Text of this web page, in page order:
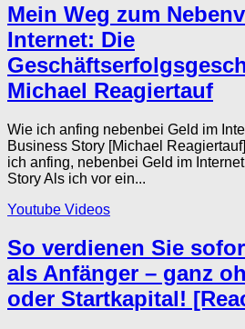
Mein Weg zum
Internet: Die
Michael Reagiertauf
Wie ich anfing nebenbei Geld im
Business Story [Michael
ich anfing, nebenbei Geld im
Story Als ich vor ein...
Youtube Videos
So verdienen Sie
als Anfänger – ganz
oder Startkapital!